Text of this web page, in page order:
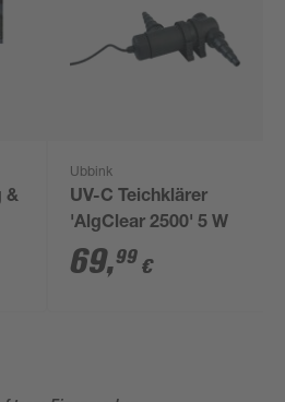
&
Ubbink
UV-C Teichklärer
'AlgClear 2500' 5 W
69,99 €